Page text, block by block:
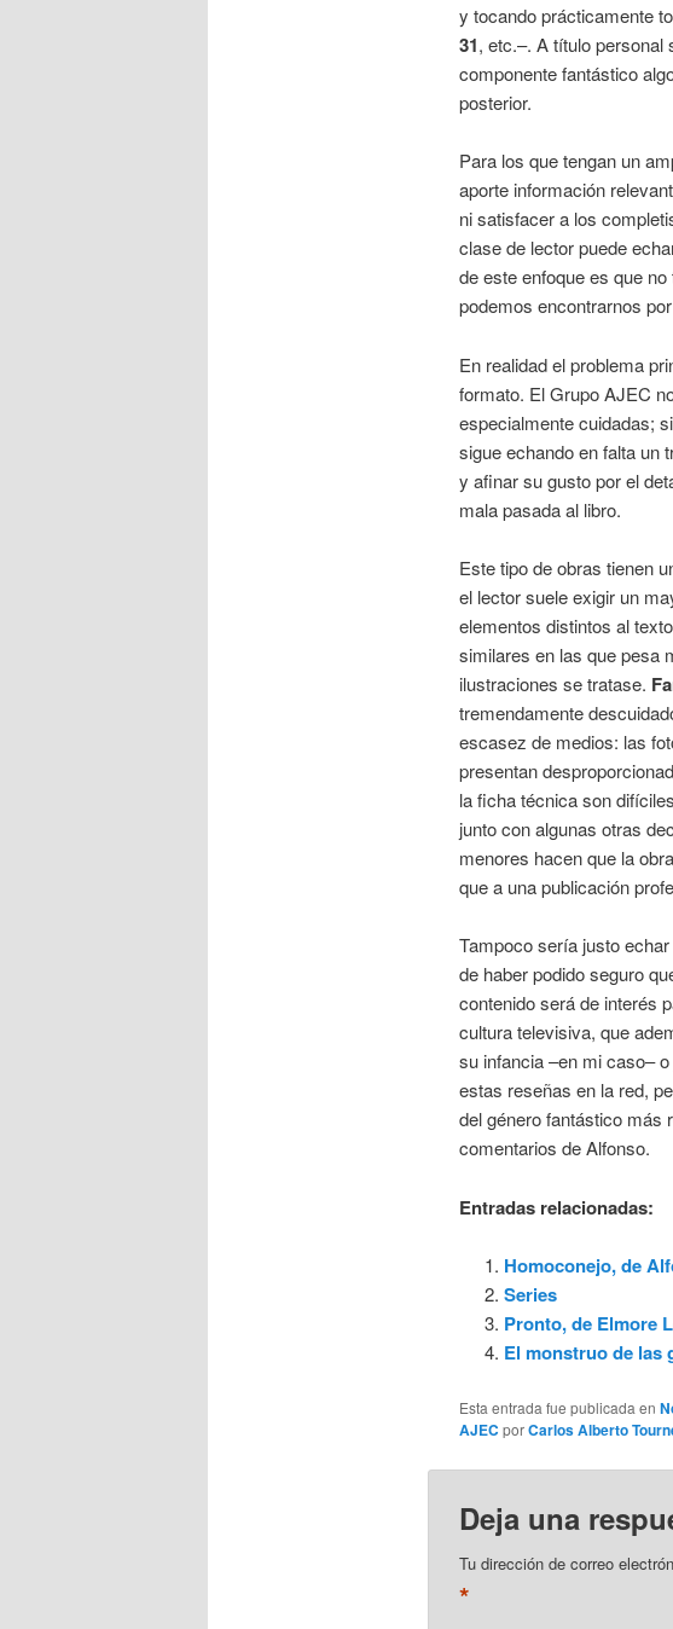
y tocando prácticamente
31, etc.–. A título personal
componente fantástico
posterior.
Para los que tengan un
aporte información
ni satisfacer a los
clase de lector puede
de este enfoque es que
podemos encontrarnos
En realidad el problema
formato. El Grupo AJEC
especialmente cuidadas;
sigue echando en falta un
y afinar su gusto por el
mala pasada al libro.
Este tipo de obras tienen
el lector suele exigir un
elementos distintos al
similares en las que pesa
ilustraciones se tratase.
tremendamente
escasez de medios: las
presentan
la ficha técnica son
junto con algunas otras
menores hacen que la
que a una publicación
Tampoco sería justo
de haber podido seguro
contenido será de interés
cultura televisiva, que
su infancia –en mi caso–
estas reseñas en la red,
del género fantástico más
comentarios de Alfonso.
Entradas relacionadas:
Homoconejo, de
Series
Pronto, de Elmore
El monstruo de las
Esta entrada fue publicada en
AJEC porCarlos Alberto
Deja una
Tu dirección de correo
*